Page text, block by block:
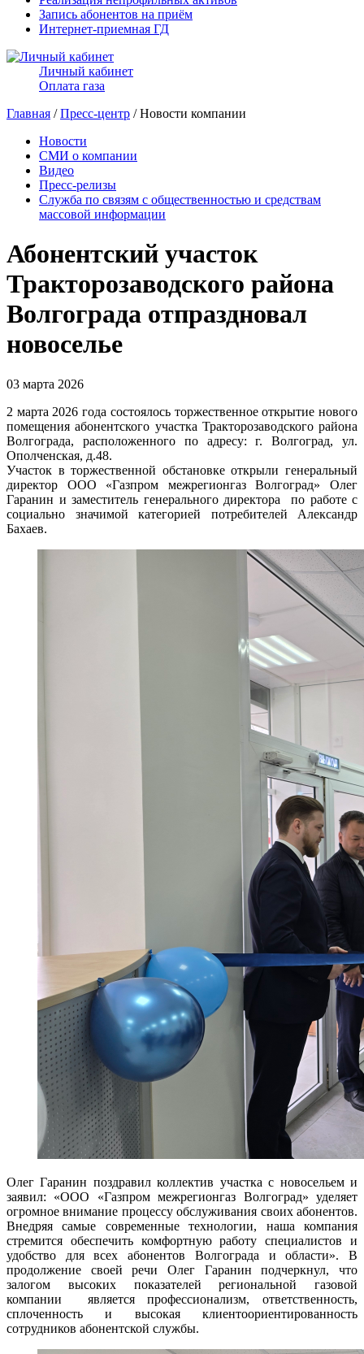
Запись абонентов на приём
Интернет-приемная ГД
Личный кабинет
Оплата газа
Главная /Пресс-центр / Новости компании
Новости
СМИ о компании
Видео
Пресс-релизы
Служба по связям с общественностью и средствам
массовой информации
Абонентский участок
Тракторозаводского района
Волгограда отпраздновал
новоселье
03 марта 2026
2 марта 2026 года состоялось торжественное открытие нового
помещения абонентского участка Тракторозаводского района
Волгограда, расположенного по адресу: г. Волгоград, ул.
Ополченская, д.48.
Участок в торжественной обстановке открыли генеральный
директор ООО «Газпром межрегионгаз Волгоград» Олег
Гаранин и заместитель генерального директора по работе с
социально значимой категорией потребителей Александр
Бахаев.
Олег Гаранин поздравил коллектив участка с новосельем и
заявил: «ООО «Газпром межрегионгаз Волгоград» уделяет
огромное внимание процессу обслуживания своих абонентов.
Внедряя самые современные технологии, наша компания
стремится обеспечить комфортную работу специалистов и
удобство для всех абонентов Волгограда и области». В
продолжение своей речи Олег Гаранин подчеркнул, что
залогом высоких показателей региональной газовой
компании является профессионализм, ответственность,
сплоченность и высокая клиентоориентированность
сотрудников абонентской службы.